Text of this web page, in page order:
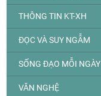
THÔNG TIN KT-XH
ĐỌC VÀ SUY NGẪM
SỐNG ĐẠO MỖI NGÀY
VĂN NGHỆ